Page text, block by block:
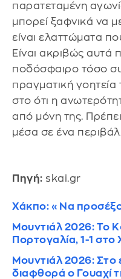
παρατεταμένη
μπορεί ξαφνικά να
είναι ελαττώματα
Είναι ακριβώς αυτά
ποδόσφαιρο τόσο
πραγματική γοητεία
στο ότι η
από μόνη της.
μέσα σε ένα
Πηγή: skai.gr
Χάκπο: «Να
Μουντιάλ 2026: Το
Πορτογαλία, 1-1 στο
Μουντιάλ 2026: Στο
διαφθορά ο Γουαχί